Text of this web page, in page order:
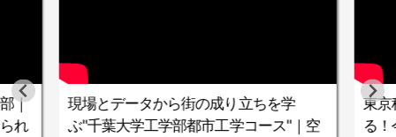
｜
れ
現場とデータから街の成り立ちを学
ぶ"千葉大学工学部都市工学コース"｜空
東京
る！